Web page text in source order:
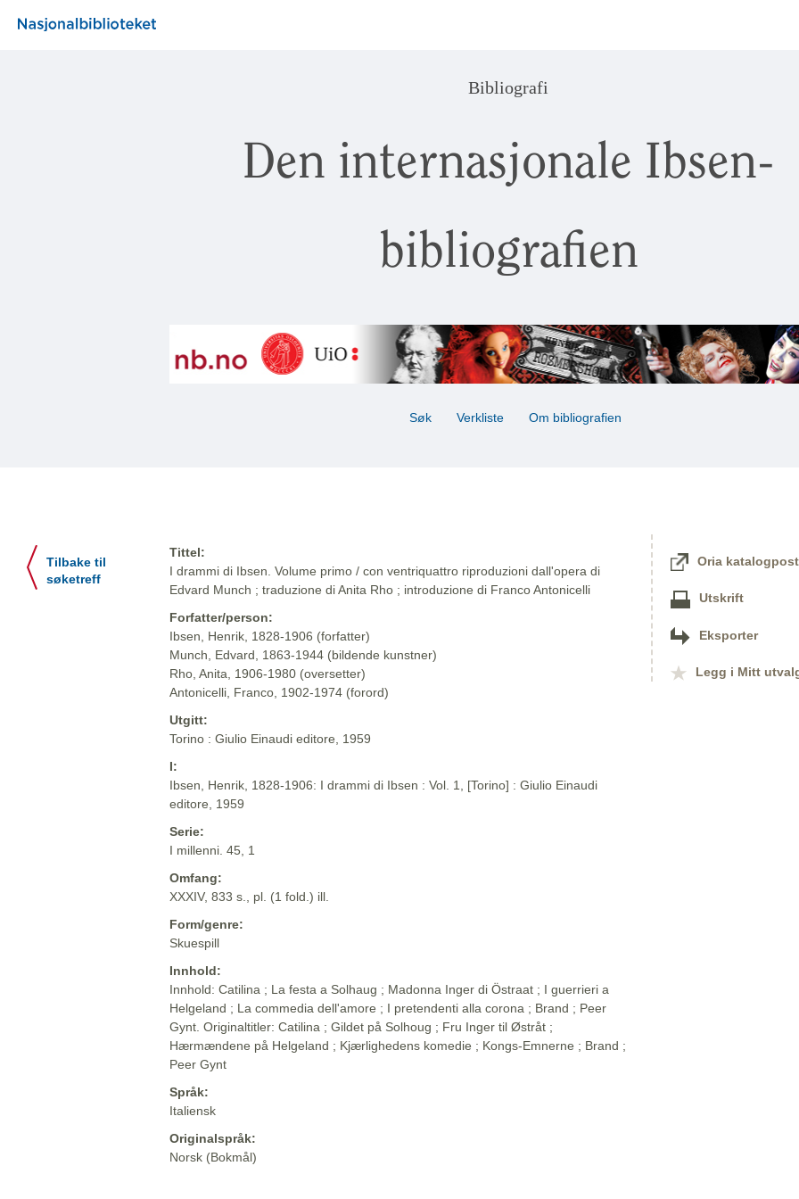
Bibliografi
Den internasjonale Ibsen-
bibliografien
Søk Verkliste Om bibliografien
Tilbake til
søketreff
Tittel:
I drammi di Ibsen. Volume primo / con ventriquattro riproduzioni dall'opera di
Edvard Munch ; traduzione di Anita Rho ; introduzione di Franco Antonicelli
Forfatter/person:
Ibsen, Henrik, 1828-1906 (forfatter)
Munch, Edvard, 1863-1944 (bildende kunstner)
Rho, Anita, 1906-1980 (oversetter)
Antonicelli, Franco, 1902-1974 (forord)
Utgitt:
Torino : Giulio Einaudi editore, 1959
I:
Ibsen, Henrik, 1828-1906: I drammi di Ibsen : Vol. 1, [Torino] : Giulio Einaudi
editore, 1959
Serie:
I millenni. 45, 1
Omfang:
XXXIV, 833 s., pl. (1 fold.) ill.
Form/genre:
Skuespill
Innhold:
Innhold: Catilina ; La festa a Solhaug ; Madonna Inger di Östraat ; I guerrieri a
Helgeland ; La commedia dell'amore ; I pretendenti alla corona ; Brand ; Peer
Gynt. Originaltitler: Catilina ; Gildet på Solhoug ; Fru Inger til Østråt ;
Hærmændene på Helgeland ; Kjærlighedens komedie ; Kongs-Emnerne ; Brand ;
Peer Gynt
Språk:
Italiensk
Originalspråk:
Norsk (Bokmål)
Oria katalogpost
Utskrift
Eksporter
Legg i Mitt